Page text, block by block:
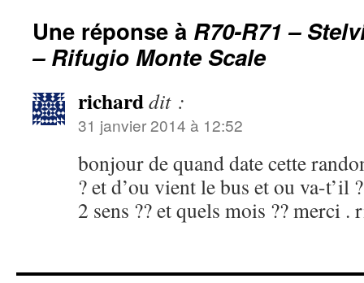
Une réponse à R70-R71 –
– Rifugio Monte Scale
richarddit :
31 janvier 2014 à 12:52
bonjour de quand date cette
? et d’ou vient le bus et ou va-t’il
2 sens ?? et quels mois ?? merci .